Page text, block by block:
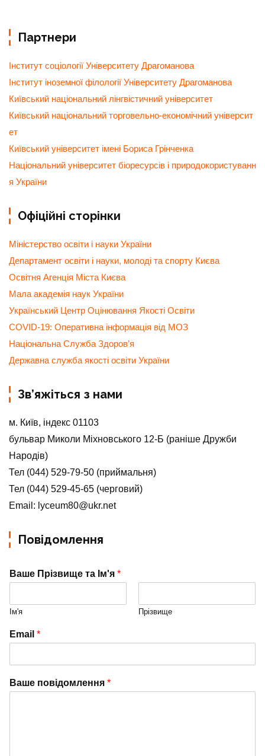
Партнери
Інститут соціології Університету Драгоманова
Інститут іноземної філології Університету Драгоманова
Київський національний лінгвістичний університет
Київський національний торговельно-економічний університ
ет
Київський університет імені Бориса Грінченка
Національний університет біоресурсів і природокористуванн
я України
Офіційні сторінки
Міністерство освіти і науки України
Департамент освіти і науки, молоді та спорту Києва
Освітня Агенція Міста Києва
Мала академія наук України
Український Центр Оцінювання Якості Освіти
COVID-19: Оперативна інформація від МОЗ
Національна Служба Здоров’я
Державна служба якості освіти України
Зв’яжіться з нами
м. Київ, індекс 01103
бульвар Миколи Міхновського 12-Б (раніше Дружби
Народів)
Тел (044) 529-79-50 (приймальня)
Тел (044) 529-45-65 (черговий)
Email: lyceum80@ukr.net
Повідомлення
Ваше Прізвище та Ім'я *
Ім'я Прізвище
Email *
Ваше повідомлення *